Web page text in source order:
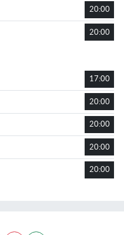
20:00
20:00
17:00
20:00
20:00
20:00
20:00